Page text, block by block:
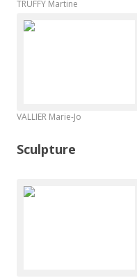
TRUFFY Martine
VALLIER Marie-Jo
Sculpture